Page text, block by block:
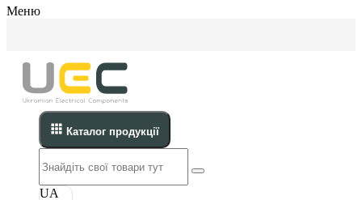
Меню
Каталог продукції
UA